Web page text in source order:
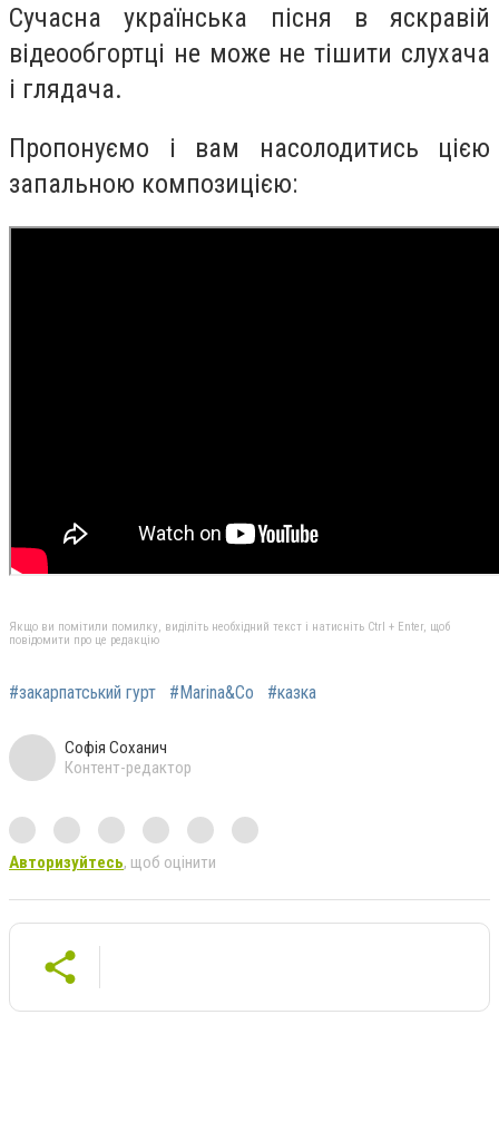
Сучасна українська пісня в яскравій
відеообгортці не може не тішити слухача
і глядача.
Пропонуємо і вам насолодитись цією
запальною композицією:
Якщо ви помітили помилку, виділіть необхідний текст і натисніть Ctrl + Enter, щоб
повідомити про це редакцію
#закарпатський гурт #Marina&Co #казка
Софія Соханич
Контент-редактор
Авторизуйтесь, щоб оцінити